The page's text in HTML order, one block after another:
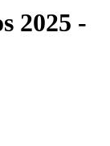
2025 -